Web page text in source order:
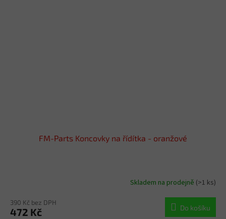
FM-Parts Koncovky na řídítka - oranžové
Skladem na prodejně (>1 ks)
390 Kč bez DPH
472 Kč Do košíku